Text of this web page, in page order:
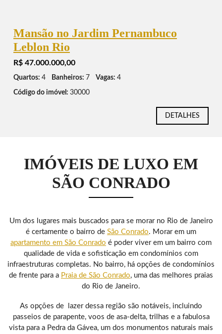
Mansão no Jardim Pernambuco
Leblon Rio
R$ 47.000.000,00
Quartos: 4 Banheiros: 7 Vagas: 4
Código do imóvel: 30000
DETALHES
IMÓVEIS DE LUXO EM
SÃO CONRADO
Um dos lugares mais buscados para se morar no Rio de Janeiro
é certamente o bairro de São Conrado. Morar em um
apartamento em São Conrado é poder viver em um bairro com
qualidade de vida e sofisticação em condomínios com
infraestruturas completas. No bairro, há opções de condomínios
de frente para a Praia de São Conrado, uma das melhores praias
do Rio de Janeiro.
As opções de lazer dessa região são notáveis, incluindo
passeios de parapente, voos de asa-delta, trilhas e a fabulosa
vista para a Pedra da Gávea, um dos monumentos naturais mais